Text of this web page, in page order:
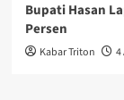
Bupati Hasan
Persen
Kabar Triton 4